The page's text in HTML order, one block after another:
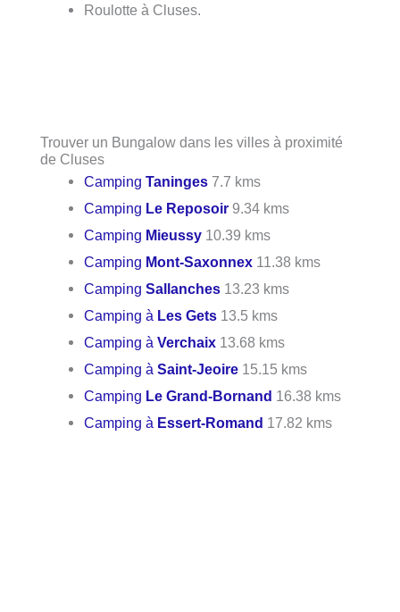
Roulotte à Cluses.
Trouver un Bungalow dans les villes à proximité
de Cluses
CampingTaninges 7.7 kms
Camping Le Reposoir 9.34 kms
Camping Mieussy 10.39 kms
Camping Mont-Saxonnex 11.38 kms
CampingSallanches 13.23 kms
Camping à Les Gets 13.5 kms
Camping àVerchaix 13.68 kms
Camping àSaint-Jeoire 15.15 kms
Camping Le Grand-Bornand 16.38 kms
Camping à Essert-Romand 17.82 kms